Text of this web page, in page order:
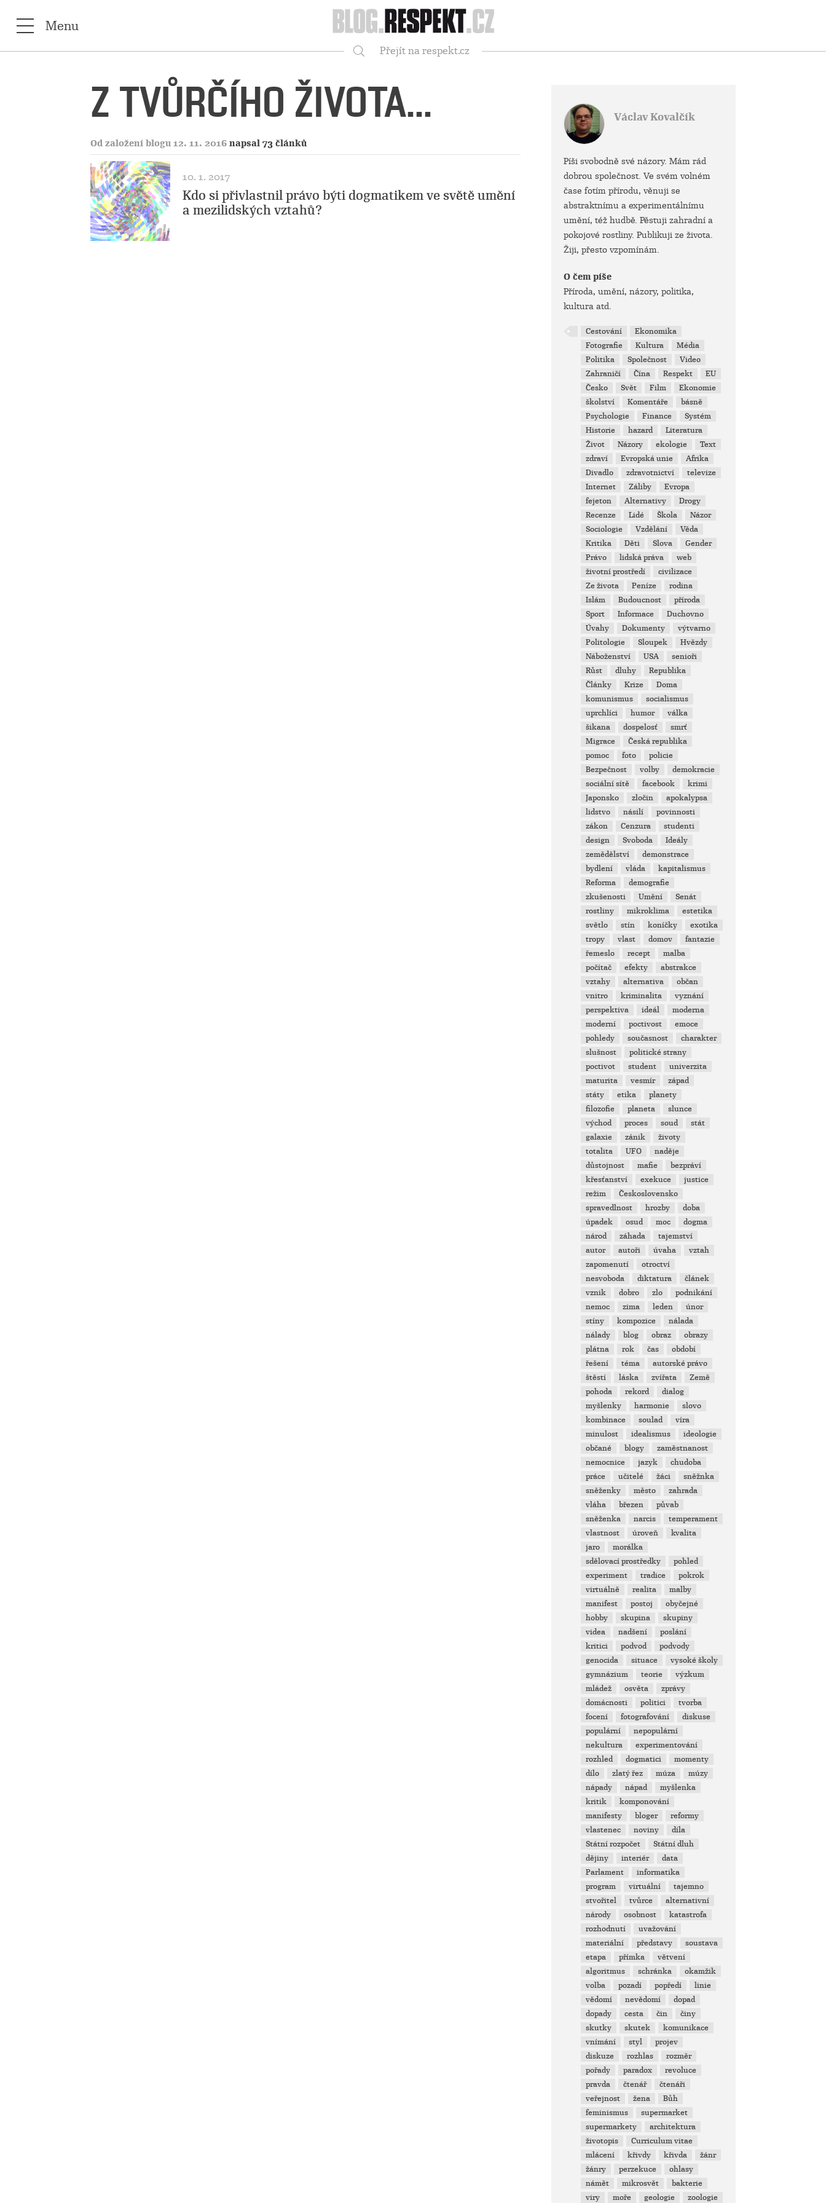
Respekt
Menu
Přejít na respekt.cz
Z TVŮRČÍHO ŽIVOTA...
Od založení blogu 12. 11. 2016 napsal 73 článků
10. 1. 2017
Kdo si přivlastnil právo býti dogmatikem ve světě umění
a mezilidských vztahů?
Václav Kovalčík
Píši svobodně své názory. Mám rád
dobrou společnost. Ve svém volném
čase fotím přírodu, věnuji se
abstraktnímu a experimentálnímu
umění, též hudbě. Pěstuji zahradní a
pokojové rostliny. Publikuji ze života.
Žiji, přesto vzpomínám.
O čem píše
Příroda, umění, názory, politika,
kultura atd.
Cestování
Ekonomika
Fotografie
Kultura
Média
Politika
Společnost
Video
Zahraničí
Čína Respekt
EU
Česko
Svět Film
Ekonomie
školství
Komentáře
básně
Psychologie
Finance
Systém
Historie
hazard
Literatura
Život
Názory ekologie
Text
zdraví
Evropská unie
Afrika
Divadlo
zdravotnictví
televize
Internet
Záliby
Evropa
fejeton
Alternativy
Drogy
Recenze
Lidé Škola
Názor
Sociologie
Vzdělání
Věda
Kritika
Děti Slova
Gender
Právo
lidská práva
web
životní prostředí
civilizace
Ze života
Peníze
rodina
Islám
Budoucnost
příroda
Sport
Informace
Duchovno
Úvahy
Dokumenty
výtvarno
Politologie
Sloupek
Hvězdy
Náboženství
USA
senioři
Růst
dluhy
Republika
Články
Krize
Doma
komunismus
socialismus
uprchlíci
humor
válka
šikana
dospelosť
smrť
Migrace
Česká republika
pomoc
foto
policie
Bezpečnost
volby
demokracie
sociální sítě
facebook
krimi
Japonsko
zločin
apokalypsa
lidstvo
násilí
povinnosti
zákon
Cenzura
studenti
design
Svoboda
Ideály
zemědělství
demonstrace
bydlení
vláda
kapitalismus
Reforma
demografie
zkušenosti
Umění
Senát
rostliny
mikroklima
estetika
světlo
stín koníčky
exotika
tropy
vlast domov
fantazie
řemeslo
recept
malba
počítač
efekty
abstrakce
vztahy
alternativa
občan
vnitro
kriminalita
vyznání
perspektiva
ideál
moderna
moderní
poctivost
emoce
pohledy
současnost
charakter
slušnost
politické strany
poctivot
student
univerzita
maturita
vesmír
západ
státy
etika
planety
filozofie
planeta
slunce
východ
proces soud
stát
galaxie
zánik
životy
totalita
UFO
naděje
důstojnost
mafie
bezpráví
křesťanství
exekuce
justice
režim
Československo
spravedlnost
hrozby
doba
úpadek
osud moc
dogma
národ
záhada
tajemství
autor
autoři úvaha
vztah
zapomenutí
otroctví
nesvoboda
diktatura
článek
vznik
dobro zlo
podnikání
nemoc
zima leden
únor
stíny
kompozice
nálada
nálady
blog obraz
obrazy
plátna
rok čas
období
řešení
téma
autorské právo
štěstí
láska zvířata
Země
pohoda
rekord
dialog
myšlenky
harmonie
slovo
kombinace
soulad
víra
minulost
idealismus
ideologie
občané
blogy
zaměstnanost
nemocnice
jazyk
chudoba
práce
učitelé žáci
sněžnka
sněženky
město
zahrada
vláha
březen
půvab
sněženka
narcis
temperament
vlastnost
úroveň
kvalita
jaro
morálka
sdělovací prostředky
pohled
experiment
tradice
pokrok
virtuálně
realita
malby
manifest
postoj
obyčejné
hobby
skupina
skupiny
videa
nadšení
poslání
kritici
podvod
podvody
genocida
situace
vysoké školy
gymnázium
teorie
výzkum
mládež
osvěta
zprávy
domácnosti
politici
tvorba
focení
fotografování
diskuse
populární
nepopulární
nekultura
experimentování
rozhled
dogmatici
momenty
dílo
zlatý řez múza
múzy
nápady
nápad
myšlenka
kritik
komponování
manifesty
bloger
reformy
vlastenec
noviny
díla
Státní rozpočet
Státní dluh
dějiny
interiér
data
Parlament
informatika
program
virtuální
tajemno
stvořitel
tvůrce
alternativní
národy
osobnost
katastrofa
rozhodnutí
uvažování
materiální
představy
soustava
etapa
přímka
větvení
algoritmus
schránka
okamžik
volba
pozadí popředí
linie
vědomí
nevědomí
dopad
dopady
cesta čin
činy
skutky
skutek
komunikace
vnímání
styl
projev
diskuze
rozhlas
rozměr
pořady
paradox
revoluce
pravda
čtenář
čtenáři
veřejnost
žena
Bůh
feminismus
supermarket
supermarkety
architektura
životopis
Curriculum vitae
mlácení
křivdy křivda
žánr
žánry
perzekuce
ohlasy
námět
mikrosvět
bakterie
viry
moře geologie zoologie